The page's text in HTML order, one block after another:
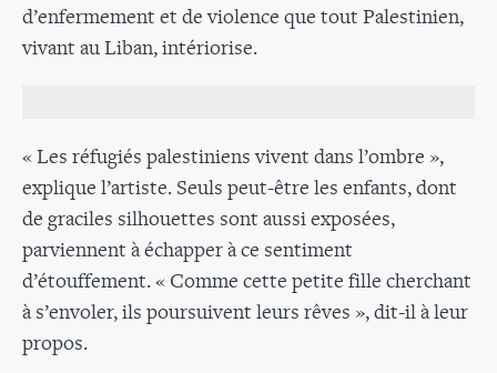
d’enfermement et de violence que tout Palestinien,
vivant au Liban, intériorise.
« Les réfugiés palestiniens vivent dans l’ombre »,
explique l’artiste. Seuls peut-être les enfants, dont
de graciles silhouettes sont aussi exposées,
parviennent à échapper à ce sentiment
d’étouffement. « Comme cette petite fille cherchant
à s’envoler, ils poursuivent leurs rêves », dit-il à leur
propos.